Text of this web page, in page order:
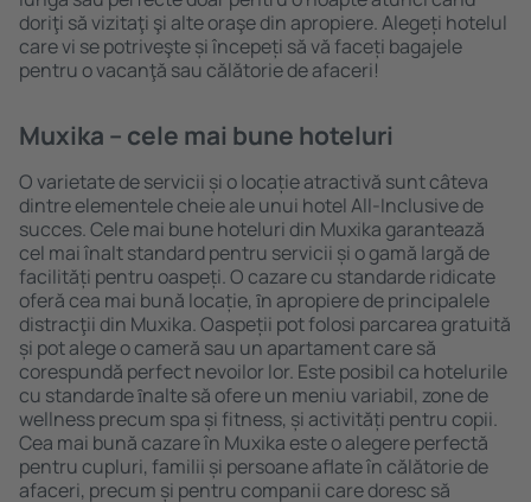
doriţi să vizitaţi şi alte oraşe din apropiere. Alegeți hotelul
care vi se potriveşte și începeți să vă faceți bagajele
pentru o vacanţă sau călătorie de afaceri!
Muxika – cele mai bune hoteluri
O varietate de servicii și o locație atractivă sunt câteva
dintre elementele cheie ale unui hotel All-Inclusive de
succes. Cele mai bune hoteluri din Muxika garantează
cel mai înalt standard pentru servicii și o gamă largă de
facilități pentru oaspeți. O cazare cu standarde ridicate
oferă cea mai bună locație, ȋn apropiere de principalele
distracţii din Muxika. Oaspeții pot folosi parcarea gratuită
și pot alege o cameră sau un apartament care să
corespundă perfect nevoilor lor. Este posibil ca hotelurile
cu standarde ȋnalte să ofere un meniu variabil, zone de
wellness precum spa și fitness, și activități pentru copii.
Cea mai bună cazare în Muxika este o alegere perfectă
pentru cupluri, familii și persoane aflate în călătorie de
afaceri, precum și pentru companii care doresc să